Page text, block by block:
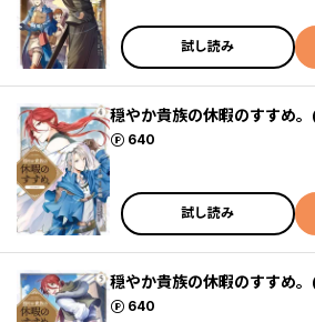
試し読み
穏やか貴族の休暇のすすめ
640
ポイント
試し読み
穏やか貴族の休暇のすすめ
640
ポイント